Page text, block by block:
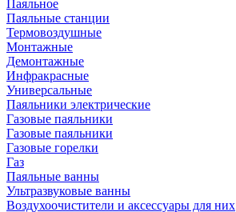
Паяльное
Паяльные станции
Термовоздушные
Монтажные
Демонтажные
Инфракрасные
Универсальные
Паяльники электрические
Газовые паяльники
Газовые паяльники
Газовые горелки
Газ
Паяльные ванны
Ультразвуковые ванны
Воздухоочистители и аксессуары для них